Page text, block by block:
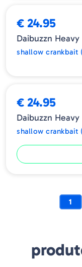
€ 24.95
Daibuzzn
shallow crankbait
€ 24.95
Daibuzzn
shallow crankbait
1